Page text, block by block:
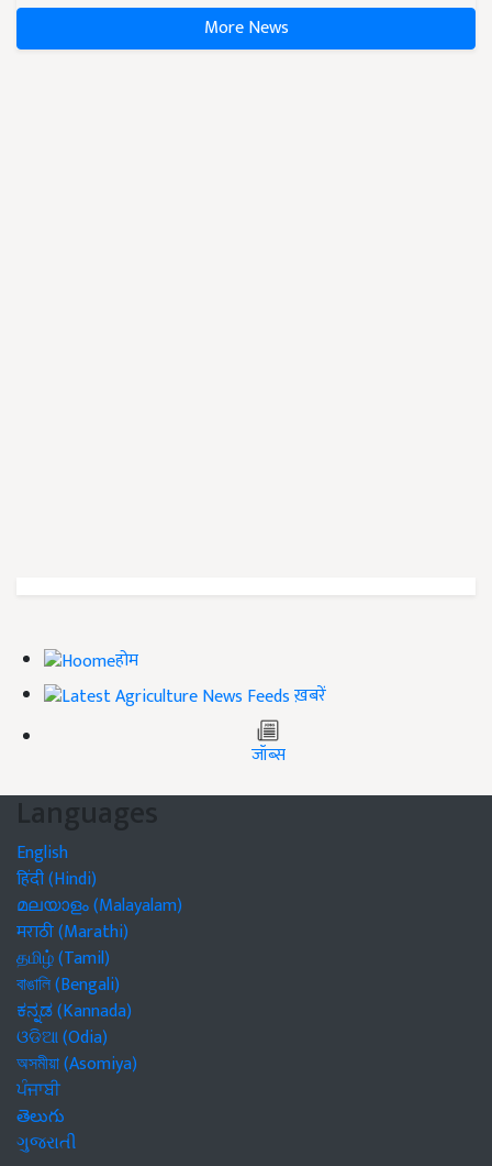
More News
होम
ख़बरें
जॉब्स
Languages
English
हिंदी (Hindi)
മലയാളം (Malayalam)
मराठी (Marathi)
தமிழ் (Tamil)
বাঙালি (Bengali)
ಕನ್ನಡ (Kannada)
ଓଡିଆ (Odia)
অসমীয়া (Asomiya)
ਪੰਜਾਬੀ
తెలుగు
ગુજરાતી